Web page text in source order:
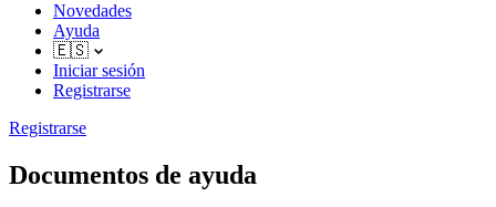
Novedades
Ayuda
🇪🇸
Iniciar sesión
Registrarse
Registrarse
Documentos de ayuda